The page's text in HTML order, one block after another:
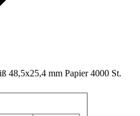
48,5x25,4 mm Papier 4000 St.